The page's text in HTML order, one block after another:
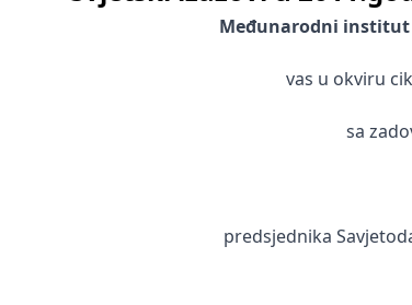
Međunarodni institut
vas u okviru
sa
predsjednika